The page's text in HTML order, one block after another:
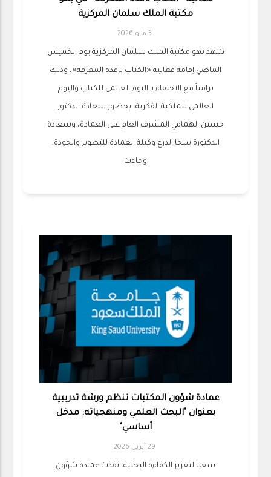
مكتبة الملك سلمان المركزية
3 مايو 2026
شهد بهو مكتبة الملك سلمان المركزية يوم الخميس
الماضي إقامة فعالية «الكتاب نافذة المعرفة»، وذلك
تزامناً مع الاحتفاء بـ اليوم العالمي للكتاب واليوم
العالمي للملكية الفكرية، بحضور سعادة الدكتور
حسين الهمامي المشرف العام على العمادة، وسعادة
الدكتورة سجا الدرع وكيلة العمادة للتطوير والجودة.
وجاءت
عمادة شؤون المكتبات تنظم ورشة تدريبية
بعنوان "البحث العلمي ومنهجياته: مدخل
أساسي"
29 أبريل 2026
سعيا لتعزيز الكفاءة البحثية، نفذت عمادة شؤون